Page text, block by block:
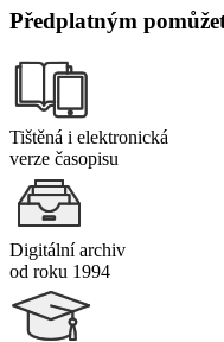
Předplatným
Tištěná i elektronická
verze časopisu
Digitální archiv
od roku 1994